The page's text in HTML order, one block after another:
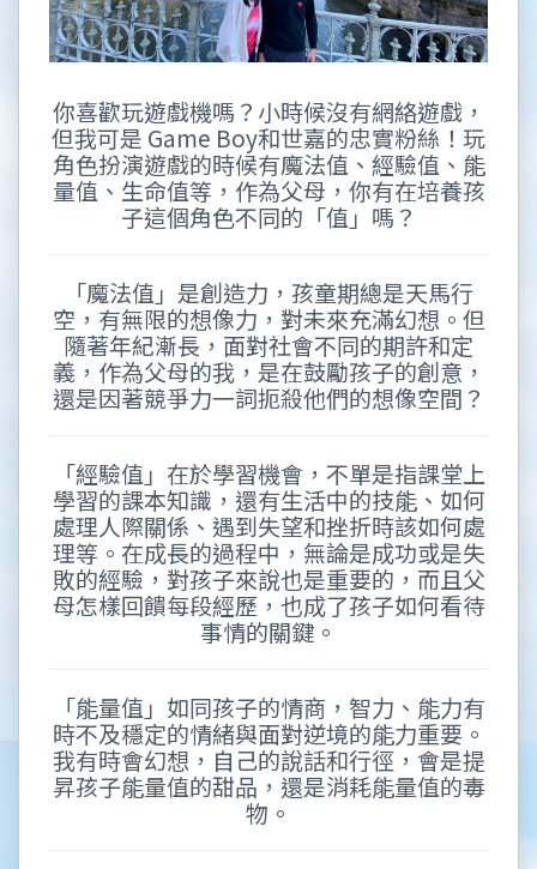
你喜歡玩遊戲機嗎？小時候沒有網絡遊戲，
但我可是 Game Boy和世嘉的忠實粉絲！玩
角色扮演遊戲的時候有魔法值、經驗值、能
量值、生命值等，作為父母，你有在培養孩
子這個角色不同的「值」嗎？
「魔法值」是創造力，孩童期總是天馬行
空，有無限的想像力，對未來充滿幻想。但
隨著年紀漸長，面對社會不同的期許和定
義，作為父母的我，是在鼓勵孩子的創意，
還是因著競爭力一詞扼殺他們的想像空間？
「經驗值」在於學習機會，不單是指課堂上
學習的課本知識，還有生活中的技能、如何
處理人際關係、遇到失望和挫折時該如何處
理等。在成長的過程中，無論是成功或是失
敗的經驗，對孩子來說也是重要的，而且父
母怎樣回饋每段經歷，也成了孩子如何看待
事情的關鍵。
「能量值」如同孩子的情商，智力、能力有
時不及穩定的情緒與面對逆境的能力重要。
我有時會幻想，自己的說話和行徑，會是提
昇孩子能量值的甜品，還是消耗能量值的毒
物。